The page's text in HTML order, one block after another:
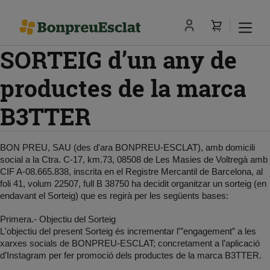
SORTEIG d’un any de
productes de la marca
B3TTER
BON PREU, SAU (des d'ara BONPREU-ESCLAT), amb domicili
social a la Ctra. C-17, km.73, 08508 de Les Masies de Voltregà amb
CIF A-08.665.838, inscrita en el Registre Mercantil de Barcelona, al
foli 41, volum 22507, full B 38750 ha decidit organitzar un sorteig (en
endavant el Sorteig) que es regirà per les següents bases:
Primera.- Objectiu del Sorteig
L'objectiu del present Sorteig és incrementar l'”engagement” a les
xarxes socials de BONPREU-ESCLAT; concretament a l’aplicació
d’Instagram per fer promoció dels productes de la marca B3TTER.